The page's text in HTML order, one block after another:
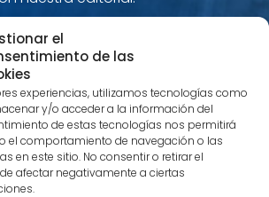
el
de las
experiencias, utilizamos tecnologías como
y/o acceder a la información del
de estas tecnologías nos permitirá
el comportamiento de navegación o las
en este sitio. No consentir o retirar el
afectar negativamente a ciertas
contigo tu pasión por los
una nueva conciencia.
mente y espíritu con nuestras